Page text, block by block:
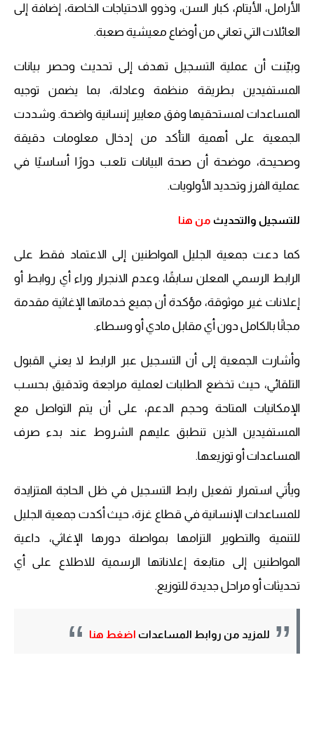
الأرامل، الأيتام، كبار السن، وذوو الاحتياجات الخاصة، إضافة إلى
العائلات التي تعاني من أوضاع معيشية صعبة.
وبيّنت أن عملية التسجيل تهدف إلى تحديث وحصر بيانات
المستفيدين بطريقة منظمة وعادلة، بما يضمن توجيه
المساعدات لمستحقيها وفق معايير إنسانية واضحة. وشددت
الجمعية على أهمية التأكد من إدخال معلومات دقيقة
وصحيحة، موضحة أن صحة البيانات تلعب دورًا أساسيًا في
عملية الفرز وتحديد الأولويات.
للتسجيل والتحديث من هنا
كما دعت جمعية الجليل المواطنين إلى الاعتماد فقط على
الرابط الرسمي المعلن سابقًا، وعدم الانجرار وراء أي روابط أو
إعلانات غير موثوقة، مؤكدة أن جميع خدماتها الإغاثية مقدمة
مجانًا بالكامل دون أي مقابل مادي أو وسطاء.
وأشارت الجمعية إلى أن التسجيل عبر الرابط لا يعني القبول
التلقائي، حيث تخضع الطلبات لعملية مراجعة وتدقيق بحسب
الإمكانيات المتاحة وحجم الدعم، على أن يتم التواصل مع
المستفيدين الذين تنطبق عليهم الشروط عند بدء صرف
المساعدات أو توزيعها.
ويأتي استمرار تفعيل رابط التسجيل في ظل الحاجة المتزايدة
للمساعدات الإنسانية في قطاع غزة، حيث أكدت جمعية الجليل
للتنمية والتطوير التزامها بمواصلة دورها الإغاثي، داعية
المواطنين إلى متابعة إعلاناتها الرسمية للاطلاع على أي
تحديثات أو مراحل جديدة للتوزيع.
للمزيد من روابط المساعدات اضغط هنا